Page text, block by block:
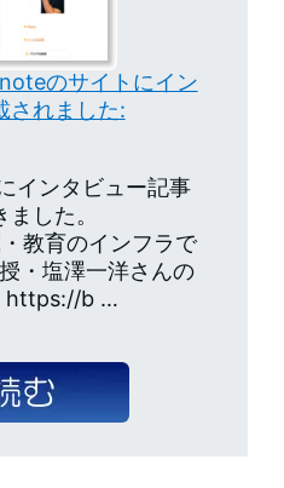
のサイトにイン
されました:
インタビュー記事
した。
教育のインフラで
・塩澤一洋さんの
https://b …